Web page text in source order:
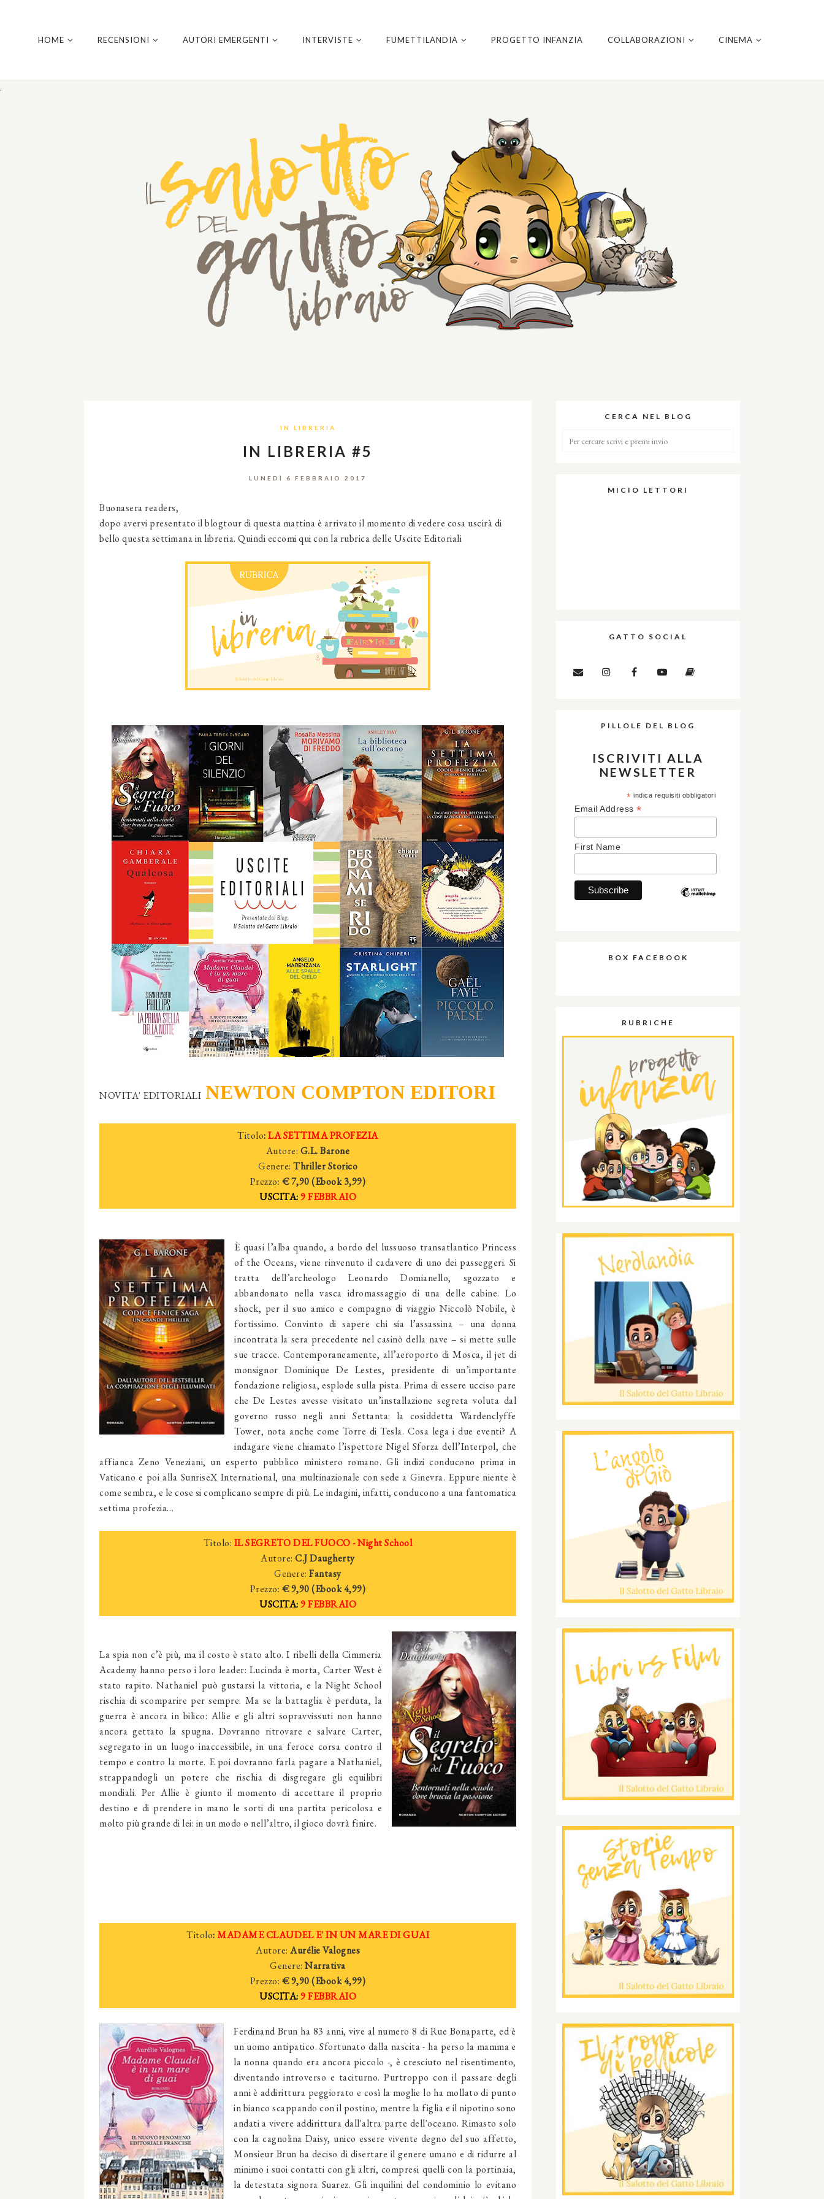
.
HOME RECENSIONI AUTORI EMERGENTI INTERVISTE FUMETTILANDIA PROGETTO INFANZIA COLLABORAZIONI CINEMA
IN LIBRERIA
IN LIBRERIA #5
LUNEDÌ 6 FEBBRAIO 2017
Buonasera readers,
dopo avervi presentato il blogtour di questa mattina è arrivato il momento di vedere cosa uscirà di
bello questa settimana in libreria. Quindi eccomi qui con la rubrica delle Uscite Editoriali
NOVITA' EDITORIALI NEWTON COMPTON EDITORI
Titolo:LA SETTIMA PROFEZIA
Autore: G.L. Barone
Genere: Thriller Storico
Prezzo: €7,90 (Ebook3,99)
USCITA:9FEBBRAIO
È quasi l’alba quando, a bordo del lussuoso transatlantico Princess
of the Oceans, viene rinvenuto il cadavere di uno dei passeggeri. Si
tratta dell’archeologo Leonardo Domianello, sgozzato e
abbandonato nella vasca idromassaggio di una delle cabine. Lo
shock, per il suo amico e compagno di viaggio Niccolò Nobile, è
fortissimo. Convinto di sapere chi sia l’assassina – una donna
incontrata la sera precedente nel casinò della nave – si mette sulle
sue tracce. Contemporaneamente, all’aeroporto di Mosca, il jet di
monsignor Dominique De Lestes, presidente di un’importante
fondazione religiosa, esplode sulla pista. Prima di essere ucciso pare
che De Lestes avesse visitato un’installazione segreta voluta dal
governo russo negli anni Settanta: la cosiddetta Wardenclyffe
Tower, nota anche come Torre di Tesla. Cosa lega i due eventi? A
indagare viene chiamato l’ispettore Nigel Sforza dell’Interpol, che
affianca Zeno Veneziani, un esperto pubblico ministero romano. Gli indizi conducono prima in
Vaticano e poi alla SunriseX International, una multinazionale con sede a Ginevra. Eppure niente è
come sembra, e le cose si complicano sempre di più. Le indagini, infatti, conducono a una fantomatica
settima profezia…
Titolo: IL SEGRETO DEL FUOCO - Night School
Autore: C.J Daugherty
Genere:Fantasy
Prezzo: €9,90 (Ebook4,99)
USCITA:9FEBBRAIO
La spia non c’è più, ma il costo è stato alto. I ribelli della Cimmeria
Academy hanno perso i loro leader: Lucinda è morta, Carter West è
stato rapito. Nathaniel può gustarsi la vittoria, e la Night School
rischia di scomparire per sempre. Ma se la battaglia è perduta, la
guerra è ancora in bilico: Allie e gli altri sopravvissuti non hanno
ancora gettato la spugna. Dovranno ritrovare e salvare Carter,
segregato in un luogo inaccessibile, in una feroce corsa contro il
tempo e contro la morte. E poi dovranno farla pagare a Nathaniel,
strappandogli un potere che rischia di disgregare gli equilibri
mondiali. Per Allie è giunto il momento di accettare il proprio
destino e di prendere in mano le sorti di una partita pericolosa e
molto più grande di lei: in un modo o nell’altro, il gioco dovrà finire.
Titolo:MADAME CLAUDEL E' IN UN MARE DI GUAI
Autore: Aurélie Valognes
Genere:Narrativa
Prezzo: €9,90 (Ebook4,99)
USCITA:9FEBBRAIO
Ferdinand Brun ha 83 anni, vive al numero 8 di Rue Bonaparte, ed è
un uomo antipatico. Sfortunato dalla nascita - ha perso la mamma e
la nonna quando era ancora piccolo -, è cresciuto nel risentimento,
diventando introverso e taciturno. Purtroppo con il passare degli
anni è addirittura peggiorato e così la moglie lo ha mollato di punto
in bianco scappando con il postino, mentre la figlia e il nipotino sono
andati a vivere addirittura dall'altra parte dell'oceano. Rimasto solo
con la cagnolina Daisy, unico essere vivente degno del suo affetto,
Monsieur Brun ha deciso di disertare il genere umano e di ridurre al
minimo i suoi contatti con gli altri, compresi quelli con la portinaia,
la detestata signora Suarez. Gli inquilini del condominio lo evitano
CERCA NEL BLOG
MICIO LETTORI
GATTO SOCIAL
PILLOLE DEL BLOG
ISCRIVITI ALLA
NEWSLETTER
* indica requisiti obbligatori
Email Address *
First Name
BOX FACEBOOK
RUBRICHE